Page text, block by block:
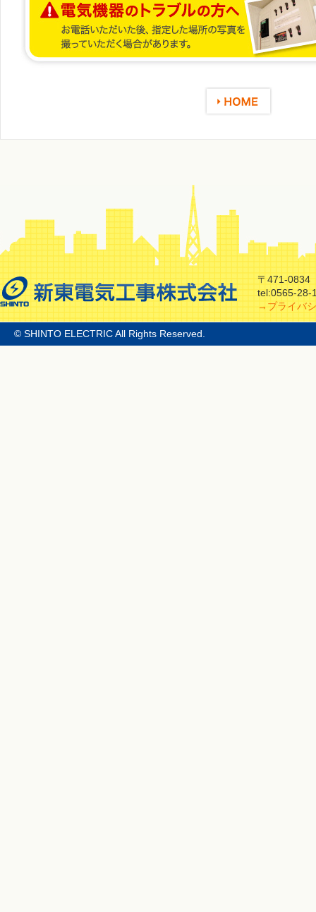
〒471-0834
tel:0565-
→プライバ
© SHINTO ELECTRIC All Rights Reserved.